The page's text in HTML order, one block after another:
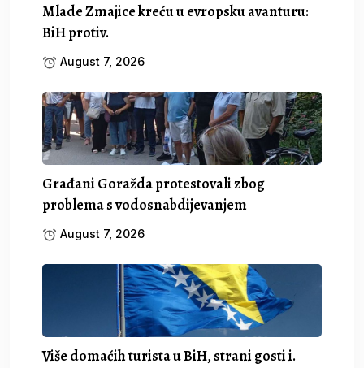
Mlade Zmajice kreću u evropsku avanturu:
BiH protiv.
August 7, 2026
Građani Goražda protestovali zbog
problema s vodosnabdijevanjem
August 7, 2026
Više domaćih turista u BiH, strani gosti i.